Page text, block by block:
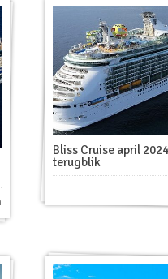
Bliss Cruise april
terugblik